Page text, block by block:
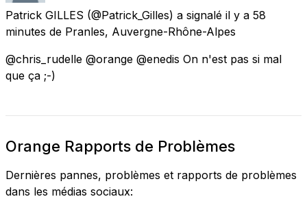
Patrick GILLES (@Patrick_Gilles) a signalé il y a 58
minutes de Pranles, Auvergne-Rhône-Alpes
@chris_rudelle @orange @enedis On n'est pas si mal
que ça ;-)
Orange Rapports de Problèmes
Dernières pannes, problèmes et rapports de problèmes
dans les médias sociaux: